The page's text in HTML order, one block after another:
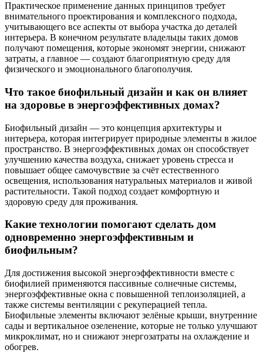
Практическое применение данных принципов требует
внимательного проектирования и комплексного подхода,
учитывающего все аспекты от выбора участка до деталей
интерьера. В конечном результате владельцы таких домов
получают помещения, которые экономят энергии, снижают
затраты, а главное — создают благоприятную среду для
физического и эмоционального благополучия.
Что такое биофильный дизайн и как он влияет
на здоровье в энергоэффективных домах?
Биофильный дизайн — это концепция архитектуры и
интерьера, которая интегрирует природные элементы в жилое
пространство. В энергоэффективных домах он способствует
улучшению качества воздуха, снижает уровень стресса и
повышает общее самочувствие за счёт естественного
освещения, использования натуральных материалов и живой
растительности. Такой подход создает комфортную и
здоровую среду для проживания.
Какие технологии помогают сделать дом
одновременно энергоэффективным и
биофильным?
Для достижения высокой энергоэффективности вместе с
биофилией применяются пассивные солнечные системы,
энергоэффективные окна с повышенной теплоизоляцией, а
также системы вентиляции с рекуперацией тепла.
Биофильные элементы включают зелёные крыши, внутренние
сады и вертикальное озеленение, которые не только улучшают
микроклимат, но и снижают энергозатраты на охлаждение и
обогрев.